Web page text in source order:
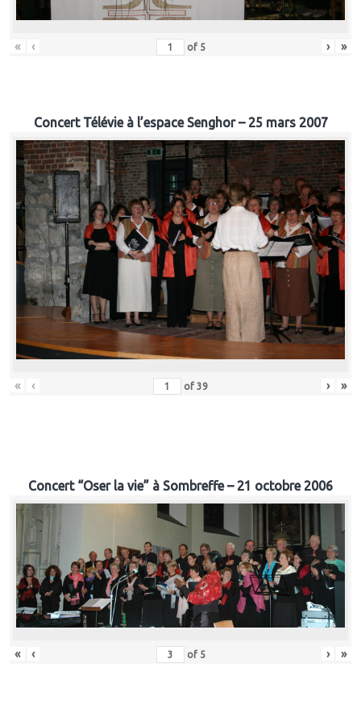
« ‹ of 5 › »
Concert Télévie à l’espace Senghor – 25 mars 2007
« ‹ of 39 › »
Concert “Oser la vie” à Sombreffe – 21 octobre 2006
« ‹ of 5 › »